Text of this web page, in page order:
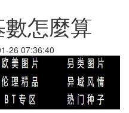
數怎麼算
26 07:36:40